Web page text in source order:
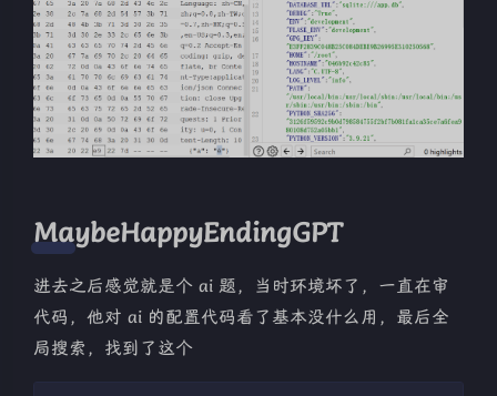
MaybeHappyEndingGPT
进去之后感觉就是个 ai 题，当时环境坏了，一直在审
代码，他对 ai 的配置代码看了基本没什么用，最后全
局搜索，找到了这个